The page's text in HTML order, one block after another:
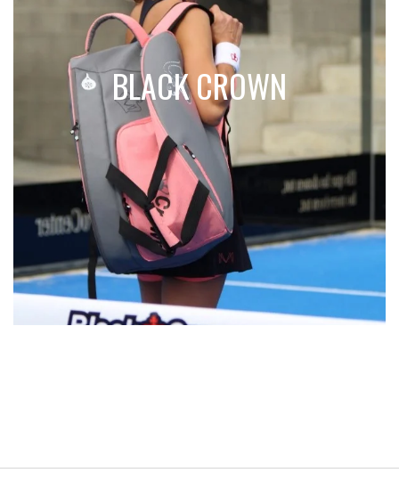
BLACK CROWN